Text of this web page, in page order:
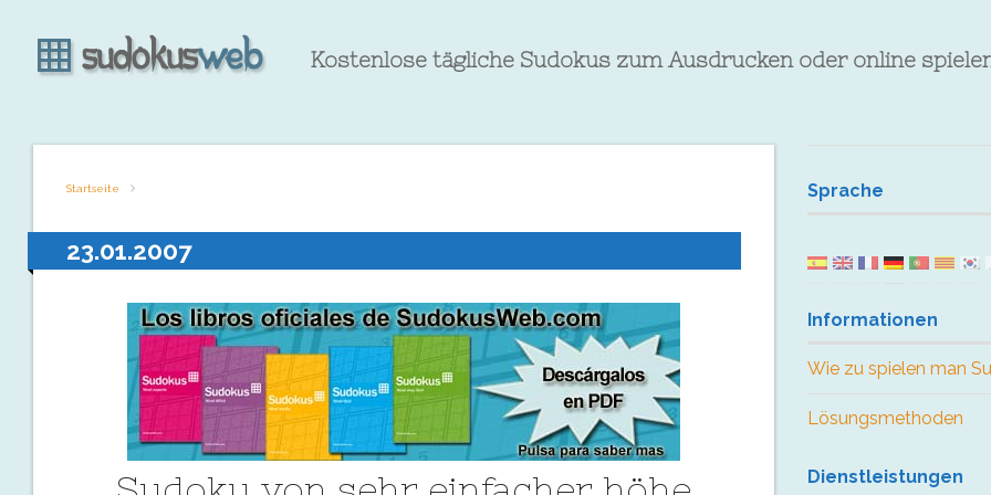
Kostenlose tägliche Sudokus zum Ausdrucken oder online
Startseite
23.01.2007
Sprache
Informationen
Wie zu spielen man
Lösungsmethoden
Dienstleistungen